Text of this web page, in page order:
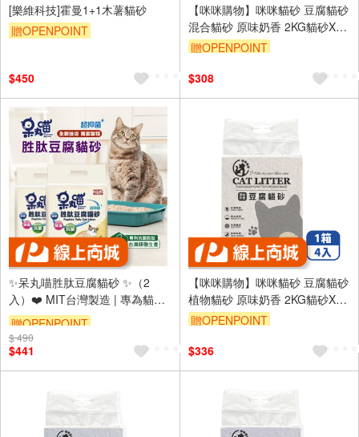
[樂維科技]霍曼1+1木薯貓砂
贈OPENPOINT
$450
【咪咪購物】咪咪貓砂 豆腐貓砂
混合貓砂 原味奶香 2KG貓砂X4
入
贈OPENPOINT
$308
✨呆丸喵胜肽豆腐貓砂 ✨（2
入）❤️ MIT台灣製造 | 專為貓咪
設計❤️🐾 高效抗菌🐾環保材質🐾
強效吸水
贈OPENPOINT
$ 490
$441
【咪咪購物】咪咪貓砂 豆腐貓砂
植物貓砂 原味奶香 2KG貓砂X4
入
贈OPENPOINT
$336